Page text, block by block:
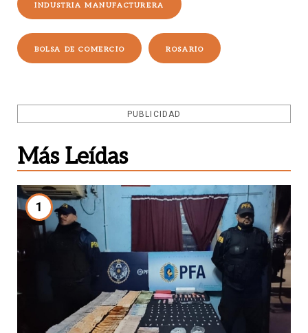
INDUSTRIA MANUFACTURERA
BOLSA DE COMERCIO ROSARIO
PUBLICIDAD
Más Leídas
1